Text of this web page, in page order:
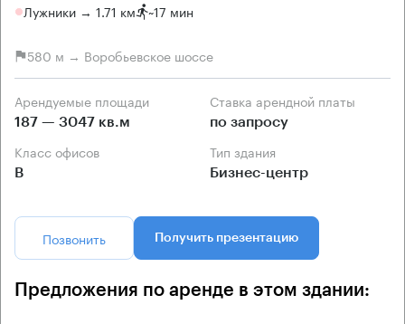
Лужники → 1.71 км ~17 мин
580 м → Воробьевское шоссе
Арендуемые площади
187 — 3047 кв.м
Ставка арендной платы
по запросу
Класс офисов
B
Тип здания
Бизнес-центр
Позвонить Получить презентацию
Предложения по аренде в этом здании: